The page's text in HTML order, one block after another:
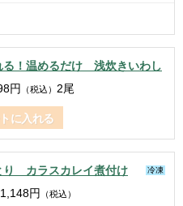
る！温めるだけ 浅炊きいわし
円 （税込） 2尾
に入れる
り カラスカレイ煮付け 冷凍
1,148円 （税込）